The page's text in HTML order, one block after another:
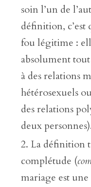
soin l’un de
définition, c’est
fou légitime :
absolument
à des relations
hétérosexuels
des relations
deux
La définition
complétude (
mariage est